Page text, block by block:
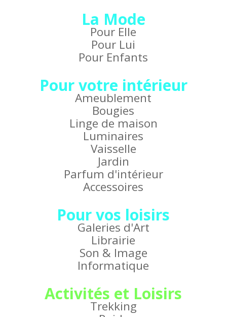
La Mode
Pour Elle
Pour Lui
Pour Enfants
Pour votre intérieur
Ameublement
Bougies
Linge de maison
Luminaires
Vaisselle
Jardin
Parfum d'intérieur
Accessoires
Pour vos loisirs
Galeries d'Art
Librairie
Son & Image
Informatique
Activités et Loisirs
Trekking